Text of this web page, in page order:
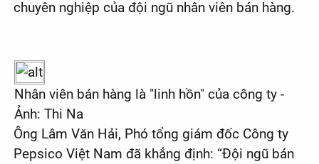
chuyên nghiệp của đội ngũ nhân viên bán hàng.
Nhân viên bán hàng là "linh hồn" của công ty -
Ảnh: Thi Na
Ông Lâm Văn Hải, Phó tổng giám đốc Công ty
Pepsico Việt Nam đã khẳng định: “Đội ngũ bán